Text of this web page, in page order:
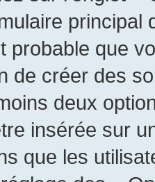
principal
probable que
de créer des
deux
insérée sur
que les